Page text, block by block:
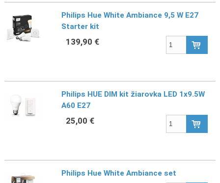
Philips Hue White Ambiance 9,5 W E27
Starter kit
139,90 €
Philips HUE DIM kit žiarovka LED 1x9.5W
A60 E27
25,00 €
Philips Hue White Ambiance set